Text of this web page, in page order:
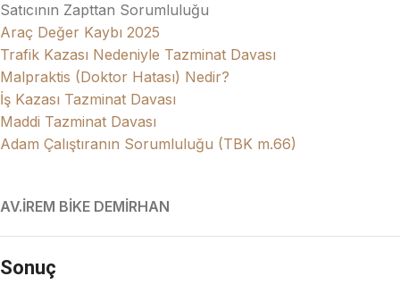
Satıcının Zapttan Sorumluluğu
Araç Değer Kaybı 2025
Trafik Kazası Nedeniyle Tazminat Davası
Malpraktis (Doktor Hatası) Nedir?
İş Kazası Tazminat Davası
Maddi Tazminat Davası
Adam Çalıştıranın Sorumluluğu (TBK m.66)
AV.İREM BİKE DEMİRHAN
Sonuç